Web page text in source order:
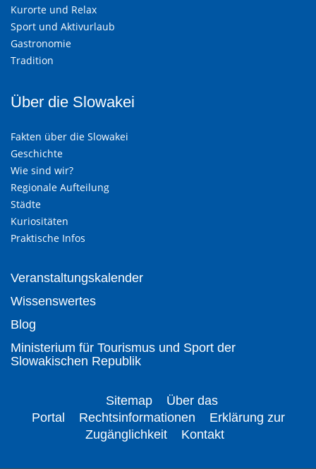
Kurorte und Relax
Sport und Aktivurlaub
Gastronomie
Tradition
Über die Slowakei
Fakten über die Slowakei
Geschichte
Wie sind wir?
Regionale Aufteilung
Städte
Kuriositäten
Praktische Infos
Veranstaltungskalender
Wissenswertes
Blog
Ministerium für Tourismus und Sport der
Slowakischen Republik
Sitemap
Über das
Portal
Rechtsinformationen
Erklärung zur
Zugänglichkeit
Kontakt